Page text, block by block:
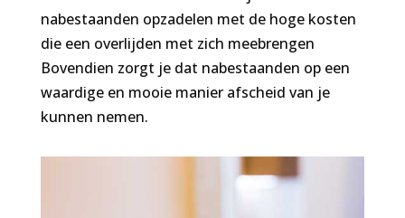
nabestaanden opzadelen met de hoge kosten
die een overlijden met zich meebrengen
Bovendien zorgt je dat nabestaanden op een
waardige en mooie manier afscheid van je
kunnen nemen.